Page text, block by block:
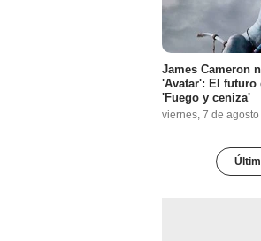
James Cameron
'Avatar': El futuro
'Fuego y ceniza'
viernes, 7 de